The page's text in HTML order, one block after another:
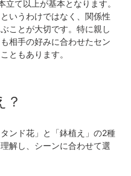
て以上が基本となります。
いうわけではなく、関係性
ことが大切です。特に親し
相手の好みに合わせたセン
ともあります。
？
ンド花」と「鉢植え」の2種
解し、シーンに合わせて選